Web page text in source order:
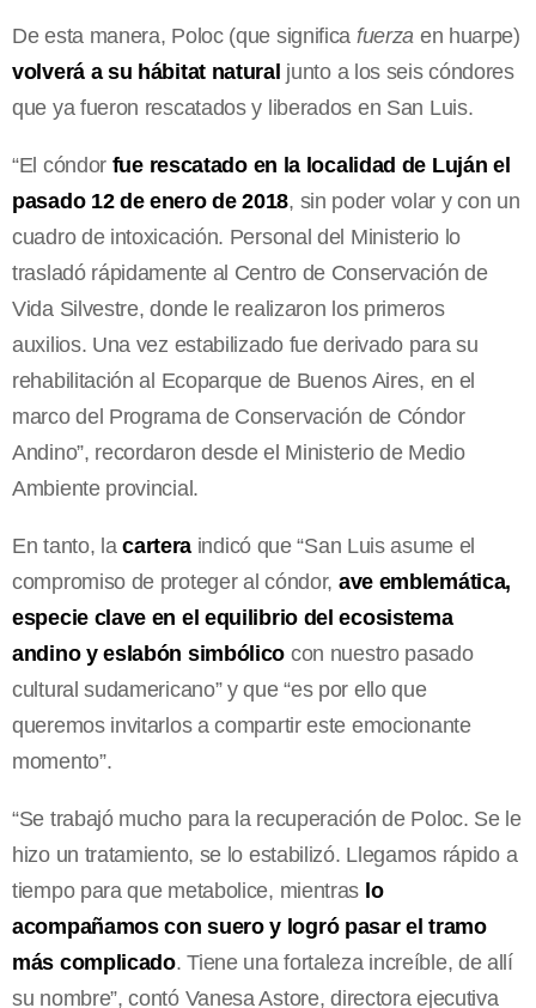
De esta manera, Poloc (que significa fuerza en huarpe)
volverá a su hábitat natural junto a los seis cóndores
que ya fueron rescatados y liberados en San Luis.
“El cóndor fue rescatado en la localidad de Luján el
pasado 12 de enero de 2018, sin poder volar y con un
cuadro de intoxicación. Personal del Ministerio lo
trasladó rápidamente al Centro de Conservación de
Vida Silvestre, donde le realizaron los primeros
auxilios. Una vez estabilizado fue derivado para su
rehabilitación al Ecoparque de Buenos Aires, en el
marco del Programa de Conservación de Cóndor
Andino”, recordaron desde el Ministerio de Medio
Ambiente provincial.
En tanto, lacartera indicó que “San Luis asume el
compromiso de proteger al cóndor, ave emblemática,
especie clave en el equilibrio del ecosistema
andino y eslabón simbólico con nuestro pasado
cultural sudamericano” y que “es por ello que
queremos invitarlos a compartir este emocionante
momento”.
“Se trabajó mucho para la recuperación de Poloc. Se le
hizo un tratamiento, se lo estabilizó. Llegamos rápido a
tiempo para que metabolice, mientras lo
acompañamos con suero y logró pasar el tramo
más complicado. Tiene una fortaleza increíble, de allí
su nombre”, contó Vanesa Astore, directora ejecutiva